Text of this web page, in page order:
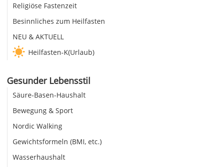
Religiöse Fastenzeit
Besinnliches zum Heilfasten
NEU & AKTUELL
Heilfasten-K(Urlaub)
Gesunder Lebensstil
Säure-Basen-Haushalt
Bewegung & Sport
Nordic Walking
Gewichtsformeln (BMI, etc.)
Wasserhaushalt